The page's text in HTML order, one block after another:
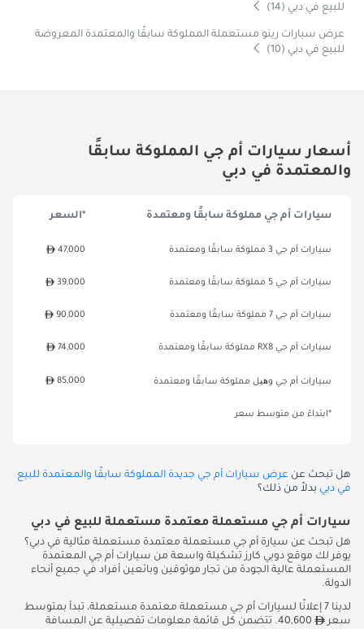
للبيع في دبي (14)
عرض سيارات رينو مستعملة المملوكة سابقًا والمعتمدة المعروضة
للبيع في دبي (10)
أسعار سيارات أم جي المملوكة سابقًا
والمعتمدة في دبي
سيارات أم جي مملوكة سابقًا ومعتمدة *السعر
سيارات أم جي 3 مملوكة سابقًا ومعتمدة 47,000
سيارات أم جي 5 مملوكة سابقًا ومعتمدة 39,000
سيارات أم جي 7 مملوكة سابقًا ومعتمدة 90,000
سيارات أم جي RX8 مملوكة سابقًا ومعتمدة 74,000
سيارات أم جي وھیل مملوكة سابقًا ومعتمدة 85,000
*ابتداءً من متوسط سعر
هل تبحث عن عرض سيارات أم جي جديدة المملوكة سابقًا والمعتمدة للبيع
في دبي بدلاً من ذلك؟
سيارات أم جي مستعملة معتمدة مستعملة للبيع في دبي
هل تبحث عن سيارة أم جي مستعملة معتمدة مستعملة مثالية في دبي؟
يوفر لك موقع دوبي كارز تشكيلة واسعة من سيارات أم جي المعتمدة
المستعملة عالية الجودة من تجار موثوقين وبائعين أفراد في جميع أنحاء
الدولة.
لدينا 7 إعلانًا لسيارات أم جي مستعملة معتمدة مستعملة، تبدأ بمتوسط
سعر
40,600. تتضمن كل قائمة معلومات تفصيلية عن المسافة